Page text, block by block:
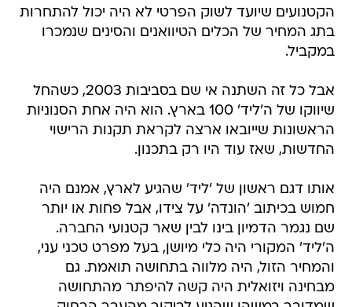
הקטנועים שיועד לשוק הפרטי לא היה יכול להתחרות
בתג המחיר של הכלים הטיוואנים והסינים שנמכרו
במקביל.
אבל כל זה השתנה אי שם בסביבות 2003, כשהחל
שיווקו של ה'ליד' 100 בארץ. הוא היה אחת הסנוניות
הראשונות שייובאו ארצה לקראת תקנות הרישוי
החדשות, שאז עוד היו רק בתכנון.
אותו דגם ראשון של 'ליד' שהגיע לארץ, אמנם היה
חמוש בכיתוב 'הונדה' על צידו, אבל פחות או יותר
שם נגמר הדמיון בינו לבין שאר קטנועי החברה.
ה'ליד' המקורי היה כלי מיושן, בעל מפרט טכני עני,
והמחיר הזול, היה מלווה בתחושה תואמת. גם
מבחינה ויזואלית היה קשה להיפתר מהתחושה